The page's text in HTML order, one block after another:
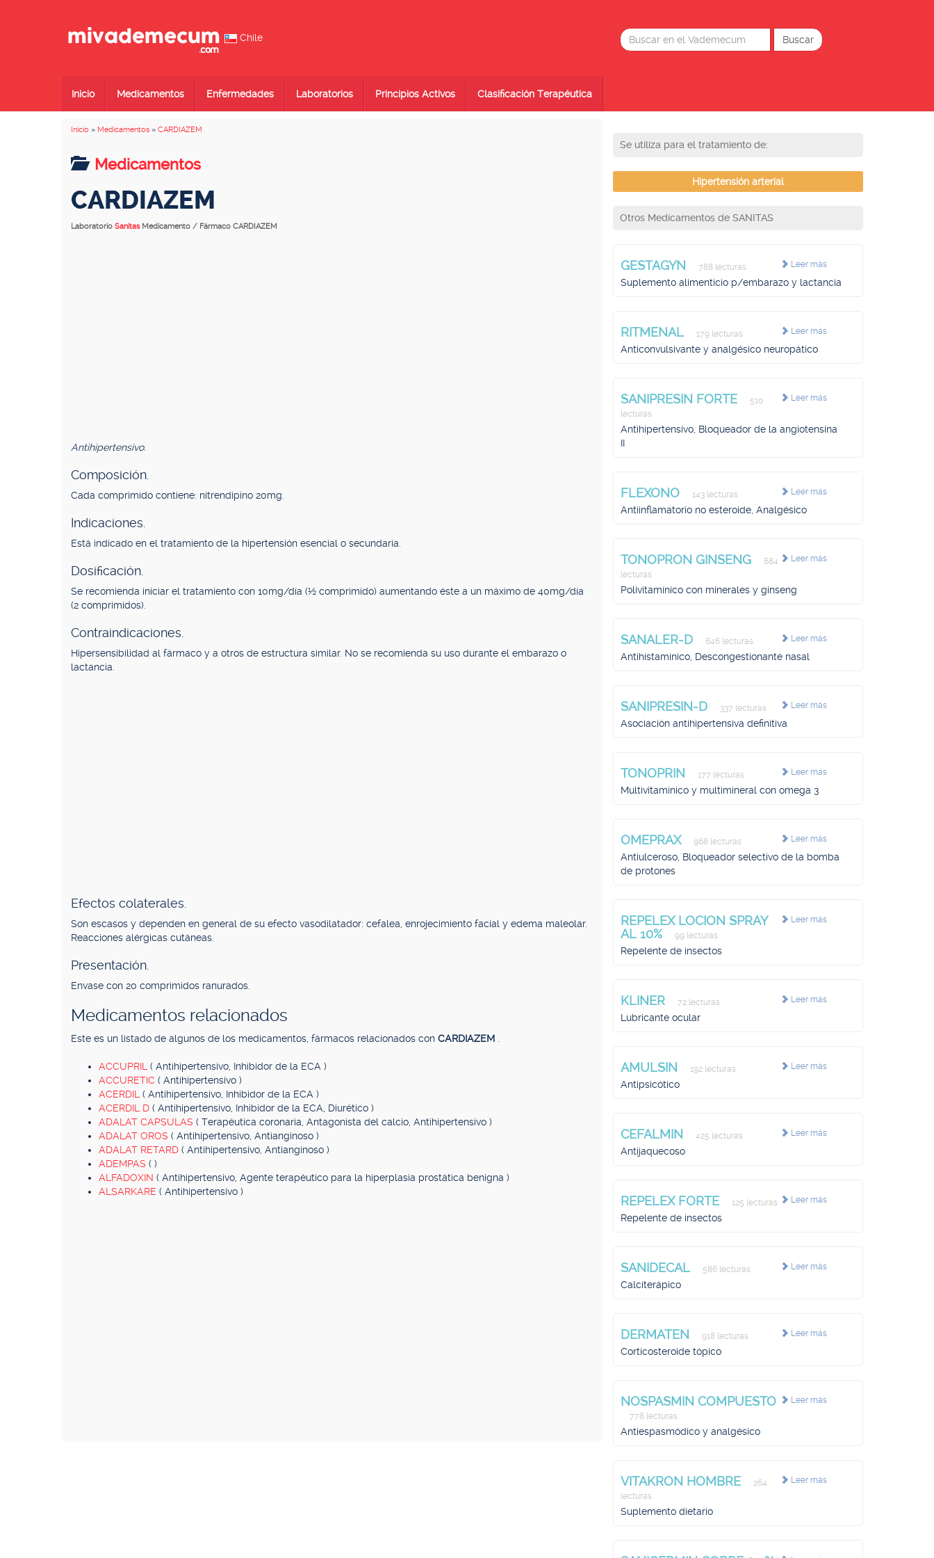
Chile
Inicio Medicamentos Enfermedades Laboratorios Principios Activos Clasificación Terapéutica
Inicio » Medicamentos » CARDIAZEM
Medicamentos
CARDIAZEM
Laboratorio Sanitas Medicamento / Fármaco CARDIAZEM
Antihipertensivo.
Composición.
Cada comprimido contiene: nitrendipino 20mg.
Indicaciones.
Está indicado en el tratamiento de la hipertensión esencial o secundaria.
Dosificación.
Se recomienda iniciar el tratamiento con 10mg/día (½ comprimido) aumentando éste a un máximo de 40mg/día
(2 comprimidos).
Contraindicaciones.
Hipersensibilidad al fármaco y a otros de estructura similar. No se recomienda su uso durante el embarazo o
lactancia.
Efectos colaterales.
Son escasos y dependen en general de su efecto vasodilatador: cefalea, enrojecimiento facial y edema maleolar.
Reacciones alérgicas cutáneas.
Presentación.
Envase con 20 comprimidos ranurados.
Medicamentos relacionados
Este es un listado de algunos de los medicamentos, fármacos relacionados con CARDIAZEM
ACCUPRIL ( Antihipertensivo, Inhibidor de la ECA )
ACCURETIC ( Antihipertensivo )
ACERDIL ( Antihipertensivo, Inhibidor de la ECA )
ACERDIL D ( Antihipertensivo, Inhibidor de la ECA, Diurético )
ADALAT CAPSULAS ( Terapéutica coronaria, Antagonista del calcio, Antihipertensivo )
ADALAT OROS ( Antihipertensivo, Antianginoso )
ADALAT RETARD ( Antihipertensivo, Antianginoso )
ADEMPAS ( )
ALFADOXIN ( Antihipertensivo, Agente terapéutico para la hiperplasia prostática benigna )
ALSARKARE ( Antihipertensivo )
Se utiliza para el tratamiento de:
Hipertensión arterial
Otros Medicamentos de SANITAS
Leer más
GESTAGYN 788 lecturas
Suplemento alimenticio p/embarazo y lactancia
Leer más
RITMENAL 179 lecturas
Anticonvulsivante y analgésico neuropático
Leer más
SANIPRESIN FORTE
510
lecturas
Antihipertensivo, Bloqueador de la angiotensina
II
Leer más
FLEXONO 143 lecturas
Antiinflamatorio no esteroide, Analgésico
Leer más
TONOPRON GINSENG
684
lecturas
Polivitamínico con minerales y ginseng
Leer más
SANALER-D 646 lecturas
Antihistamínico, Descongestionante nasal
Leer más
SANIPRESIN-D 337 lecturas
Asociación antihipertensiva definitiva
Leer más
TONOPRIN 177 lecturas
Multivitamínico y multimineral con omega 3
Leer más
OMEPRAX 968 lecturas
Antiulceroso, Bloqueador selectivo de la bomba
de protones
Leer más
REPELEX LOCION SPRAY
AL 10%
99 lecturas
Repelente de insectos
Leer más
KLINER 72 lecturas
Lubricante ocular
Leer más
AMULSIN 192 lecturas
Antipsicótico
Leer más
CEFALMIN 425 lecturas
Antijaquecoso
Leer más
REPELEX FORTE 125 lecturas
Repelente de insectos
Leer más
SANIDECAL 586 lecturas
Calciterápico
Leer más
DERMATEN 918 lecturas
Corticosteroide tópico
Leer más
NOSPASMIN COMPUESTO
778 lecturas
Antiespasmódico y analgésico
Leer más
VITAKRON HOMBRE
264
lecturas
Suplemento dietario